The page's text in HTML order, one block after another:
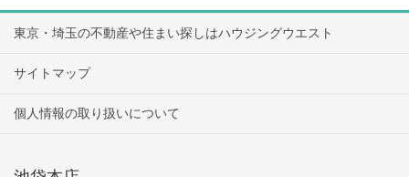
東京・埼玉の不動産や住まい探しはハウジングウエスト
サイトマップ
個人情報の取り扱いについて